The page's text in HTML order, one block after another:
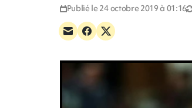
Publié le 24 octobre 2019 à 01:16